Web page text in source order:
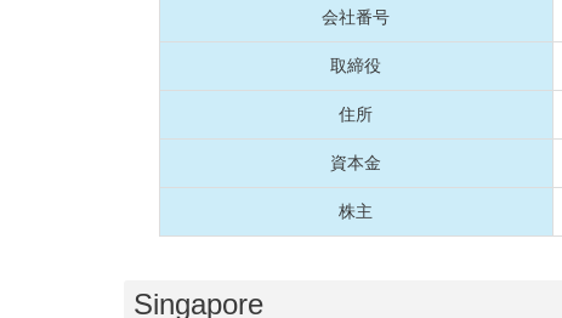
会社番号
取締役
住所
資本金
株主
Singapore